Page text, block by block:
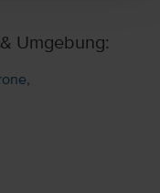
Umgebung: